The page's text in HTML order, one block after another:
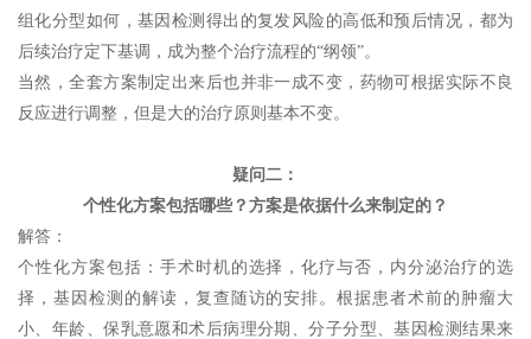
组化分型如何，基因检测得出的复发风险的高低和预后情况，都为
后续治疗定下基调，成为整个治疗流程的“纲领”。
当然，全套方案制定出来后也并非一成不变，药物可根据实际不良
反应进行调整，但是大的治疗原则基本不变。
疑问二：
个性化方案包括哪些？方案是依据什么来制定的？
解答：
个性化方案包括：手术时机的选择，化疗与否，内分泌治疗的选
择，基因检测的解读，复查随访的安排。根据患者术前的肿瘤大
小、年龄、保乳意愿和术后病理分期、分子分型、基因检测结果来